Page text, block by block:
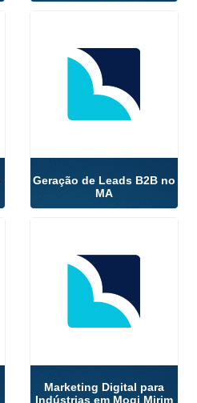
Geração de Leads B2B no
MA
Marketing Digital para
Indústrias em Mogi Mirim